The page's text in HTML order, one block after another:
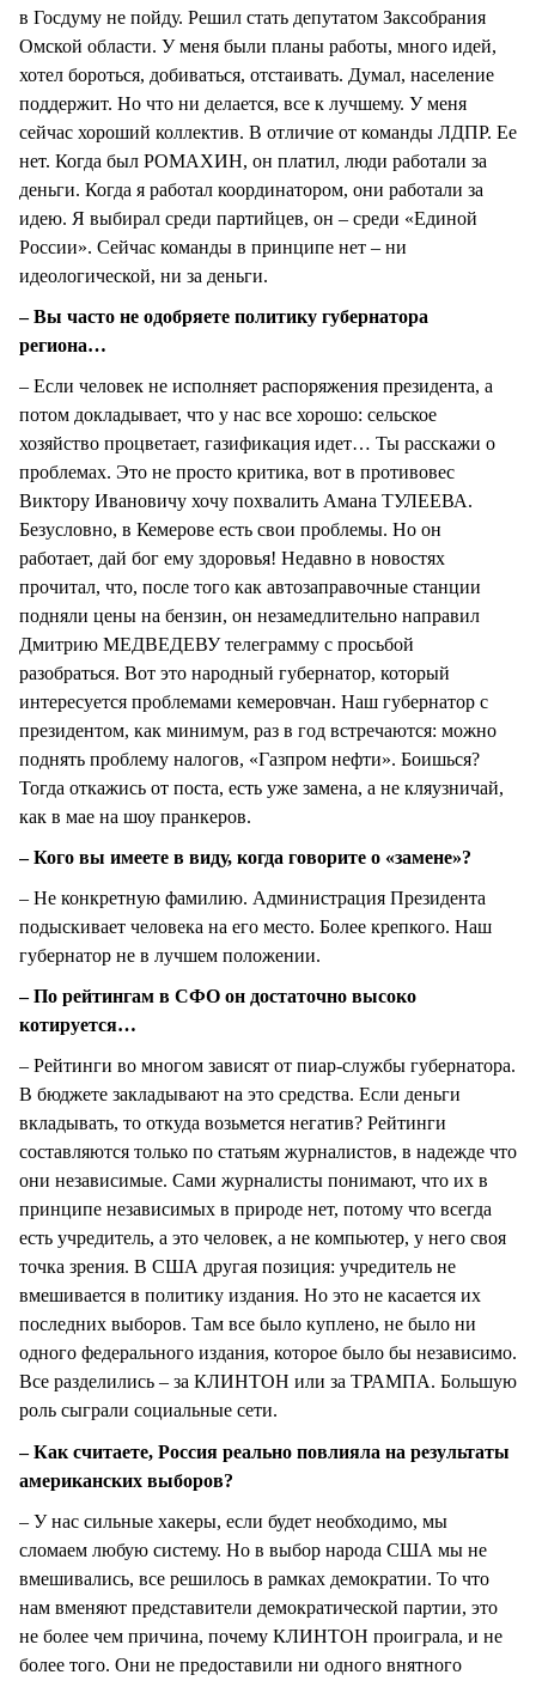
в Госдуму не пойду. Решил стать депутатом Заксобрания
Омской области. У меня были планы работы, много идей,
хотел бороться, добиваться, отстаивать. Думал, население
поддержит. Но что ни делается, все к лучшему. У меня
сейчас хороший коллектив. В отличие от команды ЛДПР. Ее
нет. Когда был РОМАХИН, он платил, люди работали за
деньги. Когда я работал координатором, они работали за
идею. Я выбирал среди партийцев, он – среди «Единой
России». Сейчас команды в принципе нет – ни
идеологической, ни за деньги.
– Вы часто не одобряете политику губернатора
региона…
– Если человек не исполняет распоряжения президента, а
потом докладывает, что у нас все хорошо: сельское
хозяйство процветает, газификация идет… Ты расскажи о
проблемах. Это не просто критика, вот в противовес
Виктору Ивановичу хочу похвалить Амана ТУЛЕЕВА.
Безусловно, в Кемерове есть свои проблемы. Но он
работает, дай бог ему здоровья! Недавно в новостях
прочитал, что, после того как автозаправочные станции
подняли цены на бензин, он незамедлительно направил
Дмитрию МЕДВЕДЕВУ телеграмму с просьбой
разобраться. Вот это народный губернатор, который
интересуется проблемами кемеровчан. Наш губернатор с
президентом, как минимум, раз в год встречаются: можно
поднять проблему налогов, «Газпром нефти». Боишься?
Тогда откажись от поста, есть уже замена, а не кляузничай,
как в мае на шоу пранкеров.
– Кого вы имеете в виду, когда говорите о «замене»?
– Не конкретную фамилию. Администрация Президента
подыскивает человека на его место. Более крепкого. Наш
губернатор не в лучшем положении.
– По рейтингам в СФО он достаточно высоко
котируется…
– Рейтинги во многом зависят от пиар-службы губернатора.
В бюджете закладывают на это средства. Если деньги
вкладывать, то откуда возьмется негатив? Рейтинги
составляются только по статьям журналистов, в надежде что
они независимые. Сами журналисты понимают, что их в
принципе независимых в природе нет, потому что всегда
есть учредитель, а это человек, а не компьютер, у него своя
точка зрения. В США другая позиция: учредитель не
вмешивается в политику издания. Но это не касается их
последних выборов. Там все было куплено, не было ни
одного федерального издания, которое было бы независимо.
Все разделились – за КЛИНТОН или за ТРАМПА. Большую
роль сыграли социальные сети.
– Как считаете, Россия реально повлияла на результаты
американских выборов?
– У нас сильные хакеры, если будет необходимо, мы
сломаем любую систему. Но в выбор народа США мы не
вмешивались, все решилось в рамках демократии. То что
нам вменяют представители демократической партии, это
не более чем причина, почему КЛИНТОН проиграла, и не
более того. Они не предоставили ни одного внятного